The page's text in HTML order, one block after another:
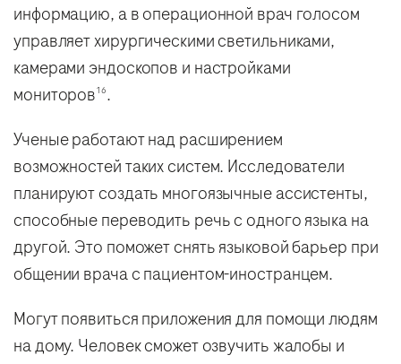
информацию, а в операционной врач голосом
управляет хирургическими светильниками,
камерами эндоскопов и настройками
мониторов16.
Ученые работают над расширением
возможностей таких систем. Исследователи
планируют создать многоязычные ассистенты,
способные переводить речь с одного языка на
другой. Это поможет снять языковой барьер при
общении врача с пациентом-иностранцем.
Могут появиться приложения для помощи людям
на дому. Человек сможет озвучить жалобы и